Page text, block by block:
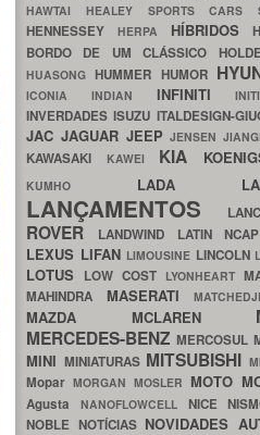
HAWTAI HEALEY SPORTS CARS
HENNESSEY HERPA HÍBRIDOS
BORDO DE UM CLÁSSICO
HUASONGHUMMER HUMOR
ICONIA INDIAN INFINITI
INVERDADESISUZU ITALDESIGN-
JAC JAGUAR JEEPJENSEN
KAWASAKI KAWEI KIA
KUMHO LADA
LANÇAMENTOS
ROVER
LANDWIND LATIN
LEXUS LIFAN LIMOUSINE LINCOLN
LOTUS LOW COST LYONHEART
MAHINDRA MASERATI
MAZDA MCLAREN
MERCEDES-BENZMERCOSUL
MINI MINIATURAS MITSUBISHI
Mopar MORGAN MOSLER MOTO
Agusta NANOFLOWCELL NICE
NOBLE NOTÍCIAS NOVIDADES